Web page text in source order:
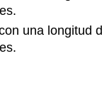
una longitud